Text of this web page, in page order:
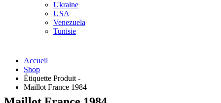
Ukraine
USA
Venezuela
Tunisie
Accueil
Shop
Étiquette Produit -
Maillot France 1984